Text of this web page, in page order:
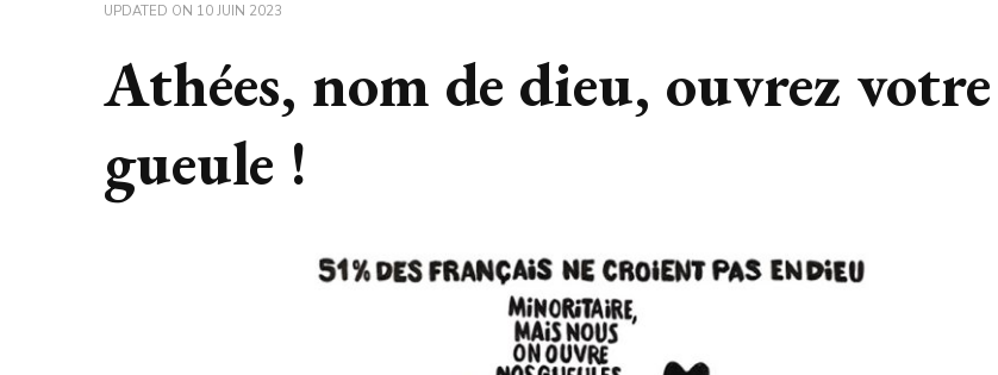
UPDATED ON 10 JUIN 2023
Athées, nom de dieu, ouvrez votre
gueule !